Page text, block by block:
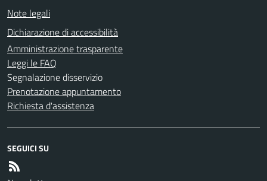
Note legali
Dichiarazione di accessibilità
Amministrazione trasparente
Leggi le FAQ
Segnalazione disservizio
Prenotazione appuntamento
Richiesta d'assistenza
SEGUICI SU